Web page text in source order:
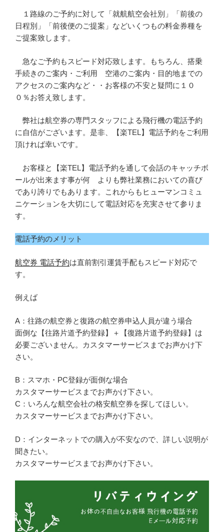
１路線のご予約に対して「就航航空会社別」「前後の
日程別」「前後便のご提案」などいくつもの料金券種を
ご提案致します。
急なご予約もスピード対応致します。もちろん、搭乗
手続きのご案内・ご利用 空港のご案内・目的地までの
アクセスのご案内など・・お客様の不安と疑問に１０
０％お答え致します。
弊社は航空券の専門スタッフによる飛行機の電話予約
に自信がございます。是非、【楽TEL】電話予約をご利用
頂ければ幸いです。
お客様と【楽TEL】電話予約を通して会話のキャッチボ
ールが出来ます事が何 よりも弊社業務においての喜び
であり誇りでもあります。これからもヒューマンコミュ
ニケーションを大切にして電話対応を充実させて参りま
す。
電話予約のメリット
航空券 電話予約は直前割引運賃手配もスピード対応で
す。
例えば
A：往路の航空券と復路の航空券申込人員が違う場合
面倒な【往路片道予約登録】＋【復路片道予約登録】は
必要ございません。カスタマーサービスまでお声かけ下
さい。
B：スマホ・PC登録が面倒な場合
カスタマーサービスまでお声かけ下さい。
C：いろんな航空会社の格安航空券を探してほしい。
カスタマーサービスまでお声かけ下さい。
D：インターネットでの購入が不安なので、詳しい説明が
聞きたい。
カスタマーサービスまでお声かけ下さい。